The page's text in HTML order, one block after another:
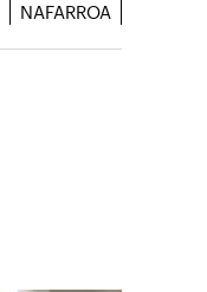
NAFARROA